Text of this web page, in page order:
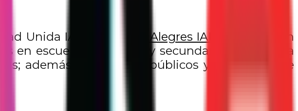
Unida IAP y Parques Alegres IAP
, se realizarán
en escuelas primarias y secundarias de la zona
además, en parques públicos y parroquias se